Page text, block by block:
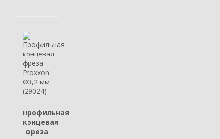
Профильная
концевая
фреза